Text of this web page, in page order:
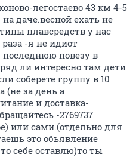
легостаево 43 км 4-5
даче.весной ехать не
плавсредств у нас
-я не идиот
последнюю повезу в
ли интересно там дети
соберете группу в 10
(не за день а
и доставка-
-2769737
или сами.(отдельно для
это обьявление
себе оставлю)то ты